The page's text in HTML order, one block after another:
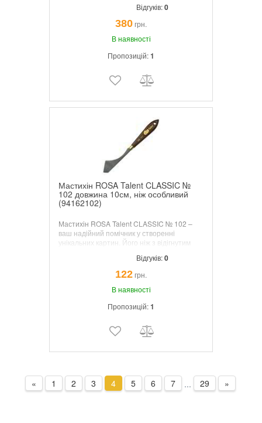
Відгуків:0
380грн.
В наявності
Пропозицій:1
Мастихін ROSA Talent CLASSIC №
102 довжина 10см, ніж особливий
(94162102)
Мастихін ROSA Talent CLASSIC № 102 –
ваш надійний помічник у створенні
унікальних картин. Його ніж з відігнутим
фарбу, а й структурувати її, створюючи
неповторні візерунки та текстури.
Відгуків:0
122грн.
В наявності
Пропозицій:1
« 1 2 3 4 5 6 7 ... 29 »